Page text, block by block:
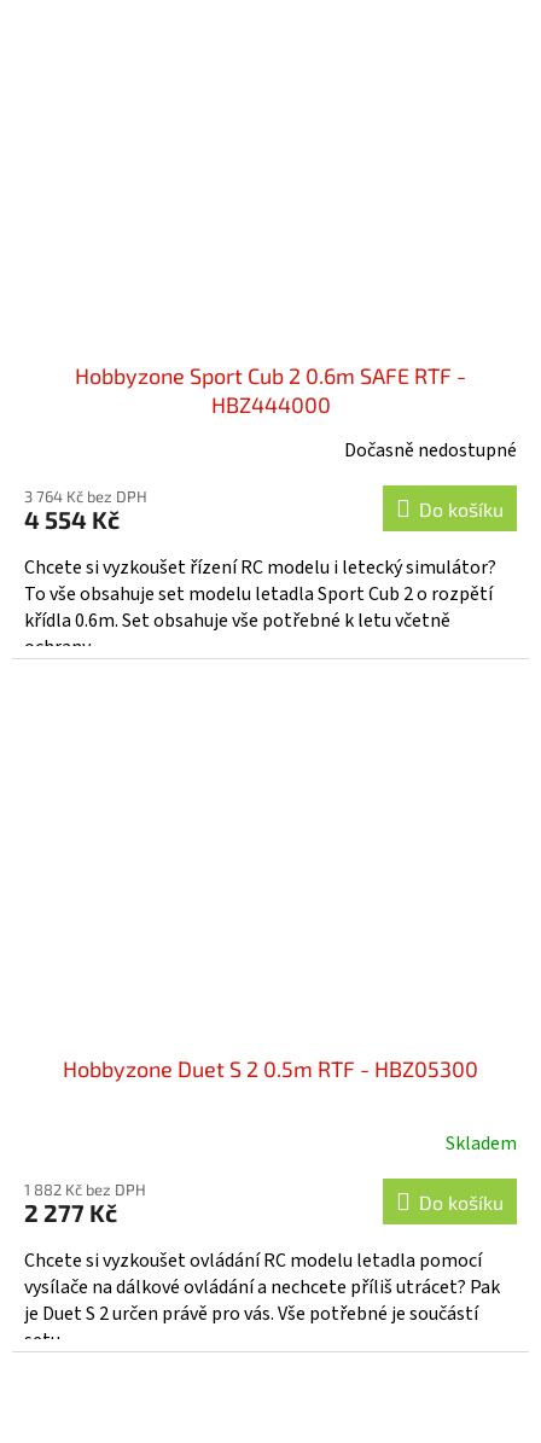
Hobbyzone Sport Cub 2 0.6m SAFE RTF -
HBZ444000
Dočasně nedostupné
3 764 Kč bez DPH
4 554 Kč Do košíku
Chcete si vyzkoušet řízení RC modelu i letecký simulátor?
To vše obsahuje set modelu letadla Sport Cub 2 o rozpětí
křídla 0.6m. Set obsahuje vše potřebné k letu včetně
ochrany...
Hobbyzone Duet S 2 0.5m RTF - HBZ05300
Skladem
1 882 Kč bez DPH
2 277 Kč Do košíku
Chcete si vyzkoušet ovládání RC modelu letadla pomocí
vysílače na dálkové ovládání a nechcete příliš utrácet? Pak
je Duet S 2 určen právě pro vás. Vše potřebné je součástí
setu,...